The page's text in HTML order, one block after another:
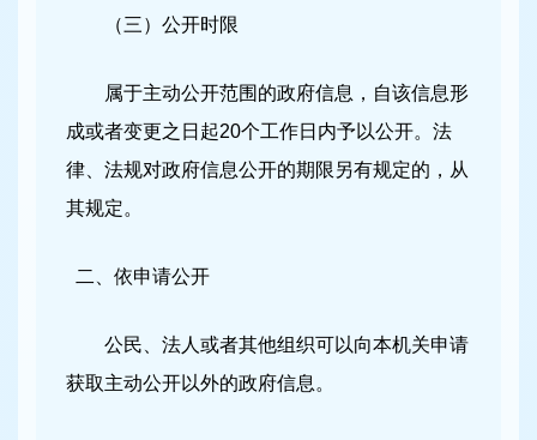
（三）公开时限
属于主动公开范围的政府信息，自该信息形
成或者变更之日起20个工作日内予以公开。法
律、法规对政府信息公开的期限另有规定的，从
其规定。
二、依申请公开
公民、法人或者其他组织可以向本机关申请
获取主动公开以外的政府信息。